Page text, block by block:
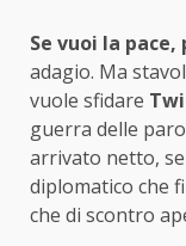
Se vuoi la
adagio. Ma
vuole sfidare
guerra delle
arrivato netto,
diplomatico che
che di scontro